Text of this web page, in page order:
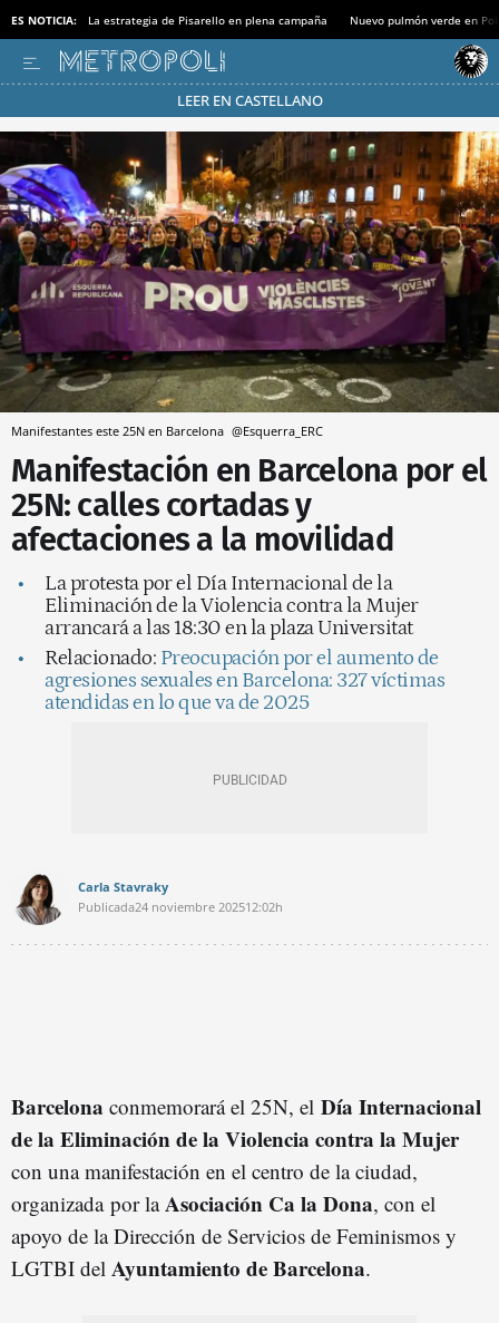
ES NOTICIA: La estrategia de Pisarello en plena campaña Nuevo pulmón verde en
LEER EN CASTELLANO
Pásate al MODO AHORRO
Manifestantes este 25N en Barcelona @Esquerra_ERC
Manifestación en Barcelona por el
25N: calles cortadas y
afectaciones a la movilidad
La protesta por el Día Internacional de la
Eliminación de la Violencia contra la Mujer
arrancará a las 18:30 en la plaza Universitat
Relacionado: Preocupación por el aumento de
agresiones sexuales en Barcelona: 327 víctimas
atendidas en lo que va de 2025
Carla Stavraky
Publicada24 noviembre 202512:02h
Barcelona conmemorará el 25N, el Día Internacional
de la Eliminación de la Violencia contra la Mujer
con una manifestación en el centro de la ciudad,
organizada por laAsociación Ca la Dona, con el
apoyo de la Dirección de Servicios de Feminismos y
LGTBI del Ayuntamiento de Barcelona.